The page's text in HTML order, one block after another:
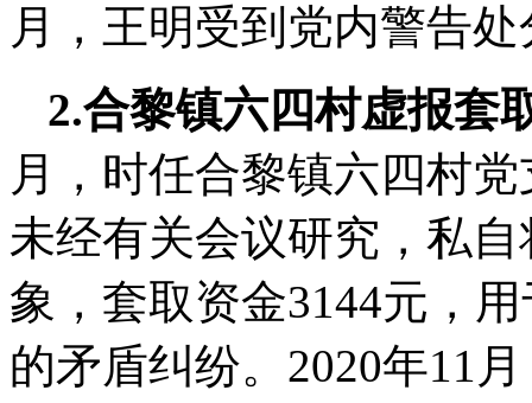
月，王明受到党内警告处
2.合黎镇六四村虚报套
月，时任合黎镇六四村
未经有关会议研究，私
象，套取资金3144元，
的矛盾纠纷。2020年11